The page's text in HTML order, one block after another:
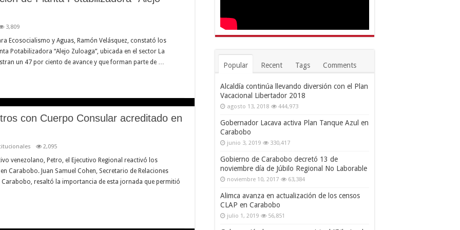
3,809
Ecosocialismo y Aguas, Ramón Velásquez, constató los
Potabilizadora “Alejo Zuloaga”, ubicada en el sector La
un 47 por ciento de avance y que forman parte de …
con Cuerpo Consular acreditado en
2,095
venezolano, Petro, el Ejecutivo Regional reactivó los
Carabobo. Juan Samuel Cohen, Secretario de Relaciones
resaltó la importancia de esta jornada que permitió
Popular Recent Tags Comments
Alcaldía continúa llevando diversión con el Plan
Vacacional Libertador 2018
agosto 13, 2018 444,973
Gobernador Lacava activa Plan Tanque Azul en
Carabobo
junio 3, 2019 330,417
Gobierno de Carabobo decretó 13 de
noviembre día de Júbilo Regional No Laborable
noviembre 10, 2017 63,384
Alimca avanza en actualización de los censos
CLAP en Carabobo
julio 1, 2019 56,851